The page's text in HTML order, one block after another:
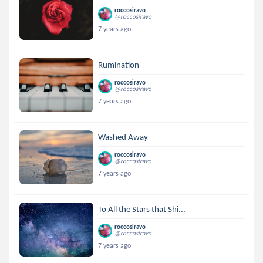
roccosiravo
@roccosiravo
7 years ago
Rumination
roccosiravo
@roccosiravo
7 years ago
Washed Away
roccosiravo
@roccosiravo
7 years ago
To All the Stars that Shi...
roccosiravo
@roccosiravo
7 years ago